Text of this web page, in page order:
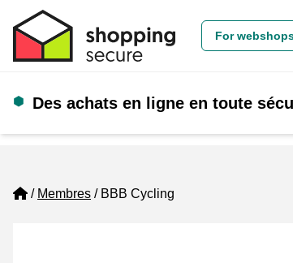
For
Des achats en ligne en toute
Home
Membres BBB Cycling